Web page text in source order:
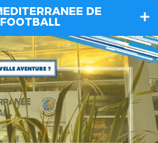
DE
FOOTBALL